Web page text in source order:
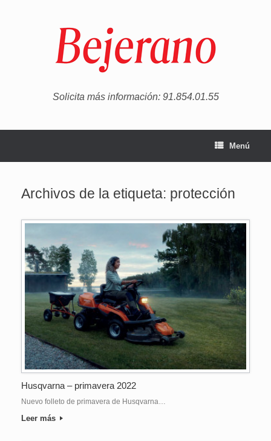
Solicita más información: 91.854.01.55
Menú
Archivos de la etiqueta: protección
Husqvarna – primavera 2022
Nuevo folleto de primavera de Husqvarna…
Leer más